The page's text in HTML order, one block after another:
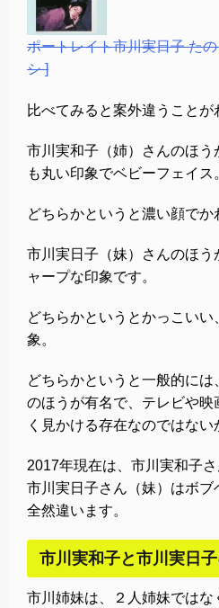
ポートレイト市川実日子 た
シ ]
比べてみると案外違うことが
市川実和子（姉）さんのほう
も丸い印象でベビーフェイス
どちらかというと濃い顔でか
市川実日子（妹）さんのほ
ャープな印象です。
どちらかというとかっこい
象。
どちらかというと一般的に
のほうが有名で、テレビや映
く見かける存在なのではない
2017年現在は、市川実和子
市川実日子さん（妹）はボブ
全然違います。
市川実和子と市川実日子
市川姉妹は、２人姉妹ではな